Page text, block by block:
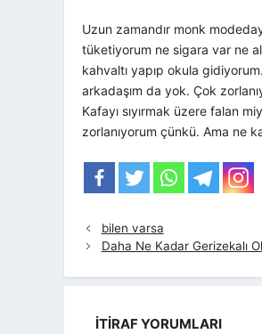
Uzun zamandır monk
tüketiyorum ne sigara var ne
kahvaltı yapıp okula
arkadaşım da yok. Çok
Kafayı sıyırmak üzere falan
zorlanıyorum çünkü. Ama ne
bilen varsa
Daha Ne Kadar Gerizekalı
İTIRAF YORUMLARI